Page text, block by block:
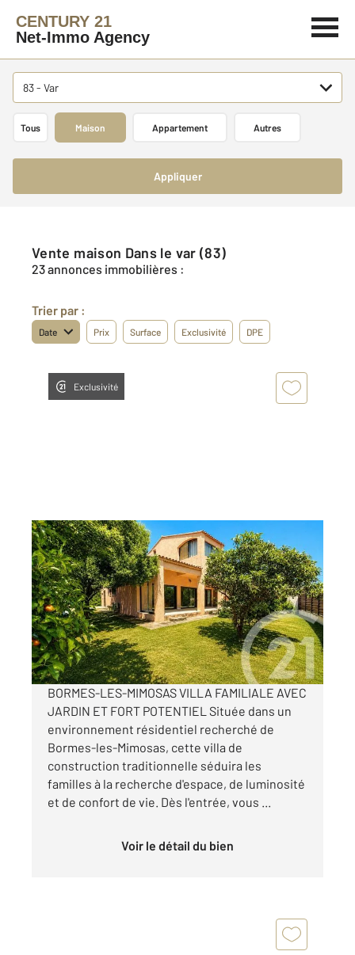
CENTURY 21
Net-Immo Agency
83 - Var
Tous Maison Appartement Autres
Appliquer
Vente maison Dans le var (83)
23 annonces immobilières :
Trier par :
Date Prix Surface Exclusivité DPE
Exclusivité
BORMES LES MIMOSAS 83
127 m2, 5 pièces
Ref : 1975
Maison à vendre
750 000 €
Visiter le site dédié
BORMES-LES-MIMOSAS VILLA FAMILIALE AVEC
JARDIN ET FORT POTENTIEL Située dans un
environnement résidentiel recherché de
Bormes-les-Mimosas, cette villa de
construction traditionnelle séduira les
familles à la recherche d'espace, de luminosité
et de confort de vie. Dès l'entrée, vous ...
Voir le détail du bien